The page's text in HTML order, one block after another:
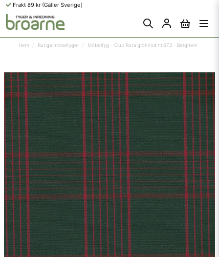
Frakt 89 kr (Gäller Sverige)
Hem Rutiga möbeltyger Möbeltyg - Club Ruta grön/röd nr.673 - Berghem